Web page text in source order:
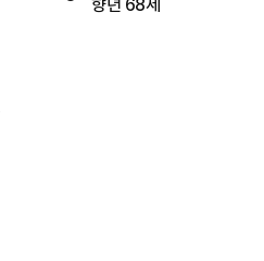
향년 68세